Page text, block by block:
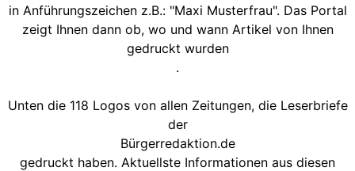
in Anführungszeichen z.B.: "Maxi Musterfrau". Das Portal
zeigt Ihnen dann ob, wo und wann Artikel von Ihnen
gedruckt wurden
.
Unten die 118 Logos von allen Zeitungen, die Leserbriefe
der
Bürgerredaktion.de
gedruckt haben. Aktuellste Informationen aus diesen